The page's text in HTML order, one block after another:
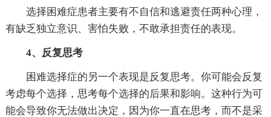
选择困难症患者主要有不自信和逃避责任两种心理，
有缺乏独立意识、害怕失败，不敢承担责任的表现。
4、反复思考
困难选择症的另一个表现是反复思考。你可能会反复
考虑每个选择，思考每个选择的后果和影响。这种行为可
能会导致你无法做出决定，因为你一直在思考，而不是采